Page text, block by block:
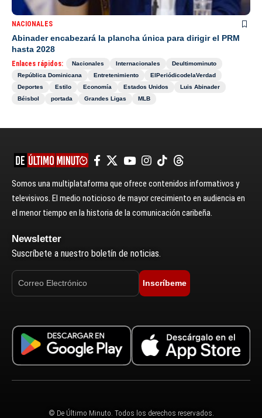
NACIONALES
Abinader encabezará la plancha única para dirigir el PRM
hasta 2028
Enlaces rápidos: Nacionales Internacionales
Deultimominuto
República Dominicana
Entretenimiento
ElPeriódicodelaVerdad
Deportes
Estilo Economía Estados Unidos
Luis Abinader
Béisbol
portada Grandes Ligas MLB
Somos una multiplataforma que ofrece contenidos informativos y
televisivos. El medio noticioso de mayor crecimiento en audiencia en
el menor tiempo en la historia de la comunicación caribeña.
Newsletter
Suscríbete a nuestro boletín de noticias.
Inscríbeme
© De Último Minuto. Todos los derechos reservados.